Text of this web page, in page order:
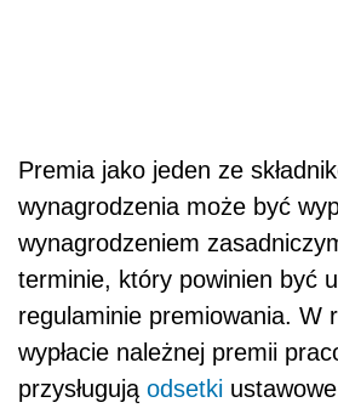
Premia jako jeden ze
wynagrodzenia może być
wynagrodzeniem
terminie, który powinien być
regulaminie premiowania. W
wypłacie należnej premii
przysługują odsetki